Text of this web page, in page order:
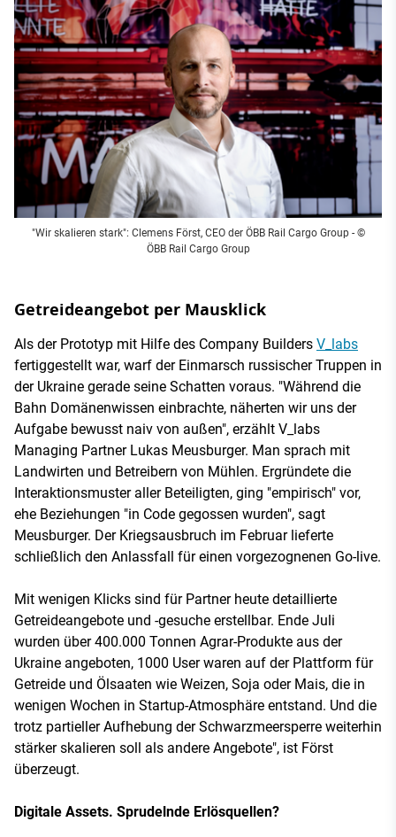
"Wir skalieren stark": Clemens Först, CEO der ÖBB Rail Cargo Group - ©
ÖBB Rail Cargo Group
Getreideangebot per Mausklick
Als der Prototyp mit Hilfe des Company Builders V_labs
fertiggestellt war, warf der Einmarsch russischer Truppen in
der Ukraine gerade seine Schatten voraus. "Während die
Bahn Domänenwissen einbrachte, näherten wir uns der
Aufgabe bewusst naiv von außen", erzählt V_labs
Managing Partner Lukas Meusburger. Man sprach mit
Landwirten und Betreibern von Mühlen. Ergründete die
Interaktionsmuster aller Beteiligten, ging "empirisch" vor,
ehe Beziehungen "in Code gegossen wurden", sagt
Meusburger. Der Kriegsausbruch im Februar lieferte
schließlich den Anlassfall für einen vorgezognenen Go-live.
Mit wenigen Klicks sind für Partner heute detaillierte
Getreideangebote und -gesuche erstellbar. Ende Juli
wurden über 400.000 Tonnen Agrar-Produkte aus der
Ukraine angeboten, 1000 User waren auf der Plattform für
Getreide und Ölsaaten wie Weizen, Soja oder Mais, die in
wenigen Wochen in Startup-Atmosphäre entstand. Und die
trotz partieller Aufhebung der Schwarzmeersperre weiterhin
stärker skalieren soll als andere Angebote", ist Först
überzeugt.
Digitale Assets. Sprudelnde Erlösquellen?